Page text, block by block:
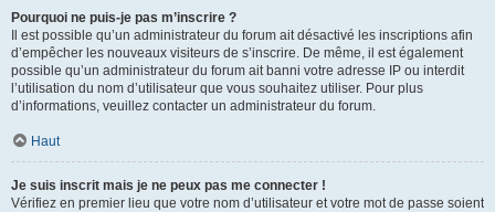
Pourquoi ne puis-je pas m’inscrire ?
Il est possible qu’un administrateur du forum ait désactivé les inscriptions afin
d’empêcher les nouveaux visiteurs de s’inscrire. De même, il est également
possible qu’un administrateur du forum ait banni votre adresse IP ou interdit
l’utilisation du nom d’utilisateur que vous souhaitez utiliser. Pour plus
d’informations, veuillez contacter un administrateur du forum.
Haut
Je suis inscrit mais je ne peux pas me connecter !
Vérifiez en premier lieu que votre nom d’utilisateur et votre mot de passe soient